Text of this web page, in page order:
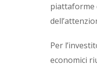
piattaforme
Per
economici